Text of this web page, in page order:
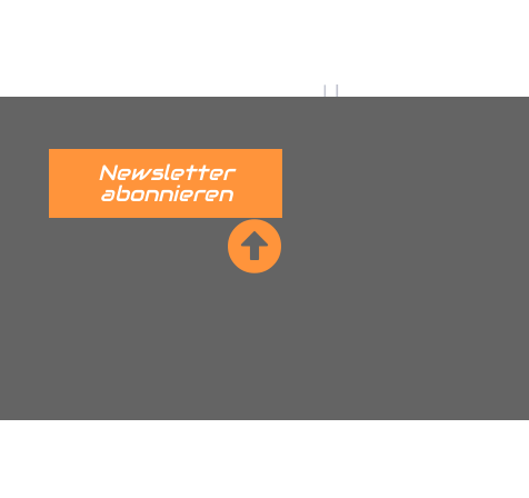
Newsletter
abonnieren